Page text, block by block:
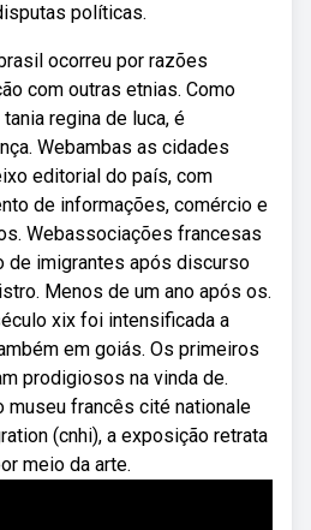
políticas.
ocorreu por razões
com outras etnias. Como
regina de luca, é
Webambas as cidades
editorial do país, com
de informações, comércio e
Webassociações francesas
de imigrantes após discurso
Menos de um ano após os.
xix foi intensificada a
em goiás. Os primeiros
prodigiosos na vinda de.
museu francês cité nationale
(cnhi), a exposição retrata
meio da arte.